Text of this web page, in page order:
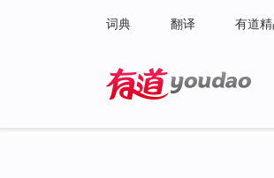
词典 翻译 有道